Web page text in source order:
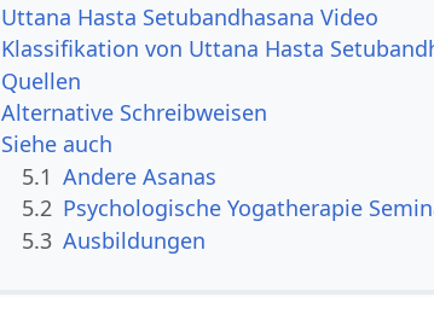
Uttana Hasta Setubandhasana Video
Klassifikation von Uttana Hasta
Quellen
Alternative Schreibweisen
Siehe auch
5.1 Andere Asanas
5.2 Psychologische Yogatherapie
5.3 Ausbildungen